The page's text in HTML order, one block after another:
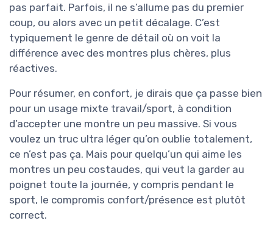
pas parfait. Parfois, il ne s’allume pas du premier
coup, ou alors avec un petit décalage. C’est
typiquement le genre de détail où on voit la
différence avec des montres plus chères, plus
réactives.
Pour résumer, en confort, je dirais que ça passe bien
pour un usage mixte travail/sport, à condition
d’accepter une montre un peu massive. Si vous
voulez un truc ultra léger qu’on oublie totalement,
ce n’est pas ça. Mais pour quelqu’un qui aime les
montres un peu costaudes, qui veut la garder au
poignet toute la journée, y compris pendant le
sport, le compromis confort/présence est plutôt
correct.